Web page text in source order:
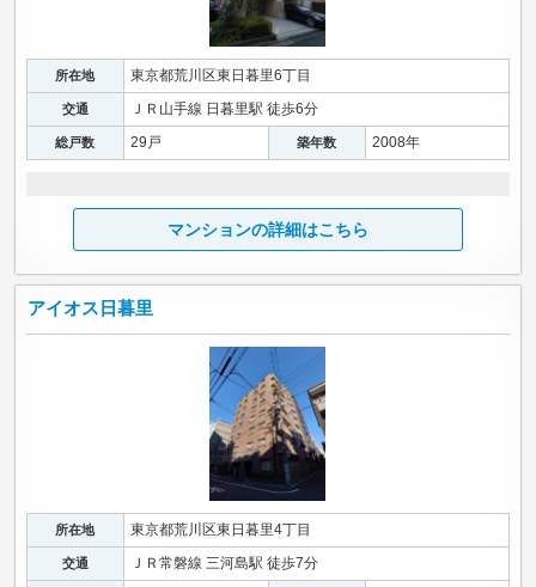
所在地 東京都荒川区東日暮里6丁目
交通 ＪＲ山手線 日暮里駅 徒歩6分
総戸数 29戸 築年数 2008年
マンションの詳細はこちら
アイオス日暮里
所在地 東京都荒川区東日暮里4丁目
交通 ＪＲ常磐線 三河島駅 徒歩7分